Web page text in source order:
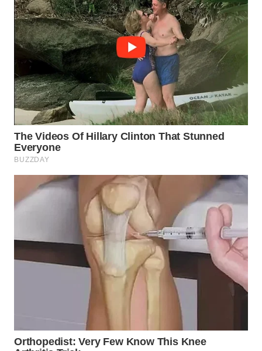
WN
PRIANGAN
TIMUR
WN
SEMARANG
WN
SOLO
WN
BOROBUDUR
WN
BINTAN